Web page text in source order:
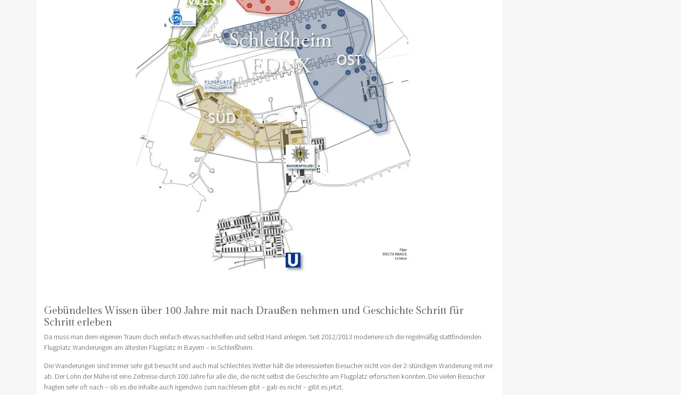
Gebündeltes Wissen über 100 Jahre mit nach Draußen nehmen und Geschichte Schritt für
Schritt erleben
Da muss man dem eigenen Traum doch einfach etwas nachhelfen und selbst Hand anlegen. Seit 2012/2013 moderiere ich die regelmäßig stattfindenden
Flugplatz Wanderungen am ältesten Flugplatz in Bayern – in Schleißheim.
Die Wanderungen sind immer sehr gut besucht und auch mal schlechtes Wetter hält die interessierten Besucher nicht von der 2-stündigen Wanderung mit mir
ab. Der Lohn der Mühe ist eine Zeitreise durch 100 Jahre für alle die, die nicht selbst die Geschichte am Flugplatz erforschen konnten. Die vielen Besucher
fragten sehr oft nach – ob es die Inhalte auch irgendwo zum nachlesen gibt – gab es nicht – gibt es jetzt.